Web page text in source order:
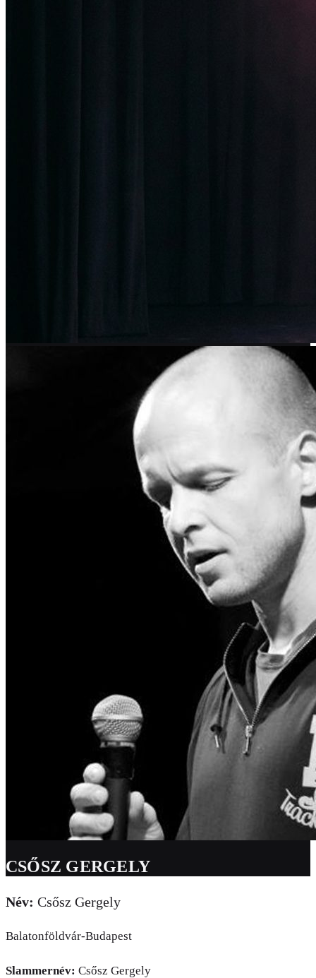
CSŐSZ GERGELY
Név: Csősz Gergely
Balatonföldvár-Budapest
Slammernév: Csősz Gergely